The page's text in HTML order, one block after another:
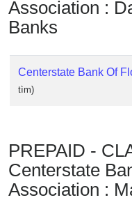
Association :
Banks
Centerstate Bank Of
tìm)
PREPAID -
Centerstate
Association :